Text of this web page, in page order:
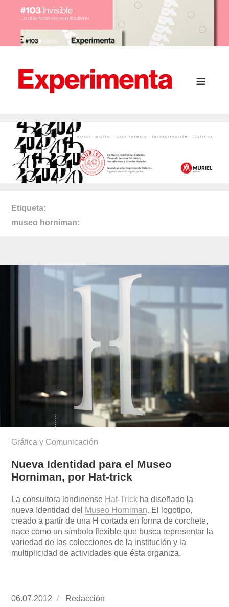
Etiqueta
museo horniman
Gráfica y Comunicación
Nueva Identidad para el Museo
Horniman, por Hat-trick
La consultora londinense Hat-Trick ha diseñado la
nueva Identidad del Museo Horniman. El logotipo,
creado a partir de una H cortada en forma de corchete,
nace como un símbolo flexible que busca representar la
variedad de las colecciones de la institución y la
multiplicidad de actividades que ésta organiza.
Publicado
06.07.2012 https://www.experimenta.es/author/redaccion/
Redacción